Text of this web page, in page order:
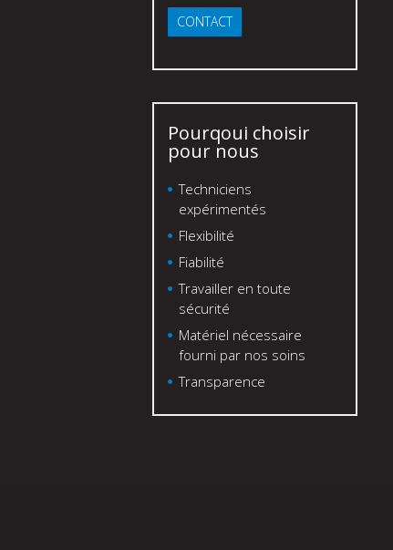
CONTACT
Pourqoui choisir
pour nous
Techniciens
expérimentés
Flexibilité
Fiabilité
Travailler en toute
sécurité
Matériel nécessaire
fourni par nos soins
Transparence